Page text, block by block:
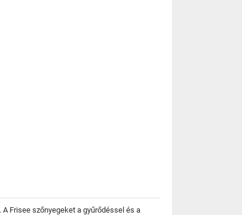
Frisee szőnyegeket a gyűrődéssel és a